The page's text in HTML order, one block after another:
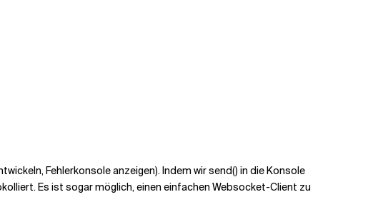
Fehlerkonsole anzeigen). Indem wir send() in die Konsole
Es ist sogar möglich, einen einfachen Websocket-Client zu